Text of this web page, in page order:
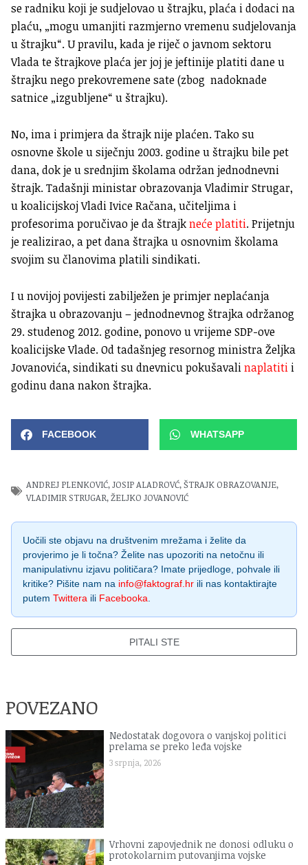
se radniku koji je sudjelovao u štrajku, plaća i dodaci na
plaću, „mogu umanjiti razmjerno vremenu sudjelovanja
u štrajku“. U pravilu, kada je riječ o javnom sektoru
Vlada te štrajkove plaća jer joj je jeftinije platiti dane u
štrajku nego prekovremene sate (zbog nadoknade
satnice „izgubljene“ u štrajku).
No, ima i primjera da štrajk nije plaćen. Tako su
osnovne škole u siječnju 2003. godine u štrajku bile pet
dana, dok je u srednjim školama održan jednodnevni
štrajk. Tadašnji ministar obrazovanja Vladimir Strugar,
u koalicijskoj Vladi Ivice Račana, učiteljima i
profesorima poručivao je da štrajkneće platiti. Prijetnju
je realizirao, a pet dana štrajka u osnovnim školama
svojim su članovima platili sindikati.
I u novijoj povijesti zabilježen je primjer neplaćanja
štrajka u obrazovanju – jednodnevnog štrajka održanog
29. studenog 2012. godine, ponovo u vrijeme SDP-ove
koalicijske Vlade. Od tadašnjeg resornog ministra Željka
Jovanovića, sindikati su dnevnicu pokušavalinaplatiti i
godinu dana nakon štrajka.
FACEBOOK WHATSAPP
ANDREJ PLENKOVIĆ,JOSIP ALADROVĆ,ŠTRAJK OBRAZOVANJE,
VLADIMIR STRUGAR,ŽELJKO JOVANOVIĆ
Uočili ste objavu na društvenim mrežama i želite da
provjerimo je li točna? Želite nas upozoriti na netočnu ili
manipulativnu izjavu političara? Imate prijedloge, pohvale ili
kritike? Pišite nam na info@faktograf.hr ili nas kontaktirajte
putem Twittera ili Facebooka
PITALI STE
POVEZANO
Nedostatak dogovora o vanjskoj politici
prelama se preko leđa vojske
3 srpnja, 2026
Vrhovni zapovjednik ne donosi odluku o
protokolarnim putovanjima vojske